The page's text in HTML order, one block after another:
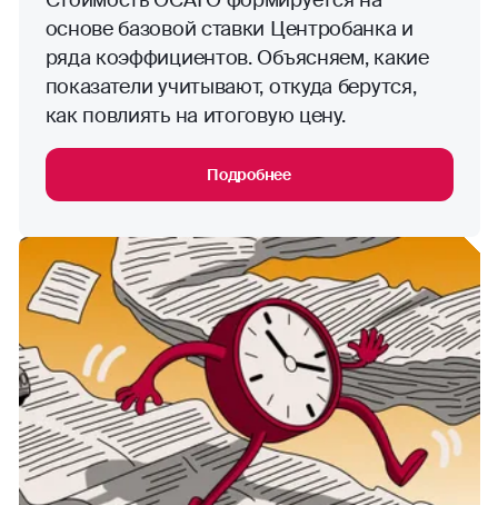
основе базовой ставки Центробанка и
ряда коэффициентов. Объясняем, какие
показатели учитывают, откуда берутся,
как повлиять на итоговую цену.
Подробнее